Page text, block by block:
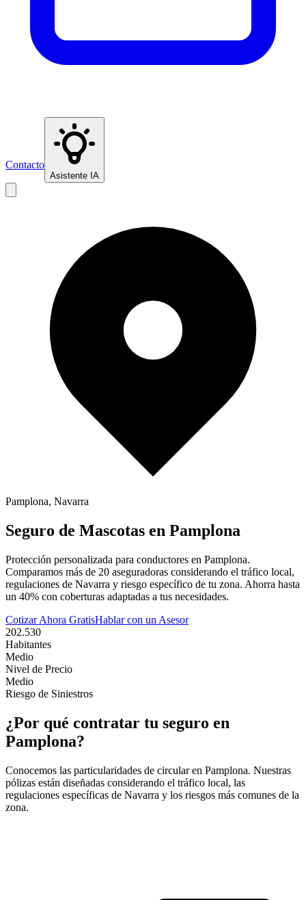
Contacto
Asistente IA
Pamplona, Navarra
Seguro de Mascotas en Pamplona
Protección personalizada para conductores en Pamplona.
Comparamos más de 20 aseguradoras considerando el tráfico local,
regulaciones de Navarra y riesgo específico de tu zona. Ahorra hasta
un 40% con coberturas adaptadas a tus necesidades.
Cotizar Ahora GratisHablar con un Asesor
202.530
Habitantes
Medio
Nivel de Precio
Medio
Riesgo de Siniestros
¿Por qué contratar tu seguro en
Pamplona?
Conocemos las particularidades de circular en Pamplona. Nuestras
pólizas están diseñadas considerando el tráfico local, las
regulaciones específicas de Navarra y los riesgos más comunes de la
zona.